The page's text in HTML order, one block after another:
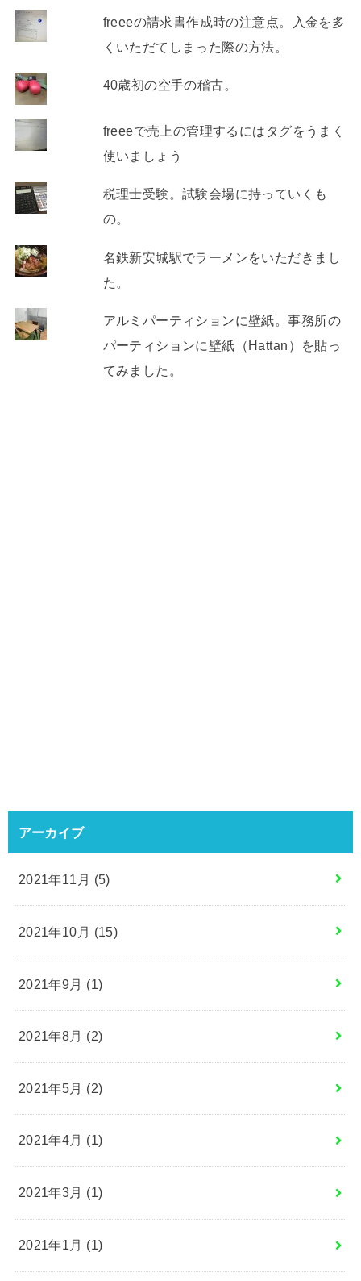
freeeの請求書作成時の注意点。入金を多
くいただてしまった際の方法。
40歳初の空手の稽古。
freeeで売上の管理するにはタグをうまく
使いましょう
税理士受験。試験会場に持っていくも
の。
名鉄新安城駅でラーメンをいただきまし
た。
アルミパーティションに壁紙。事務所の
パーティションに壁紙（Hattan）を貼っ
てみました。
アーカイブ
2021年11月 (5)
2021年10月 (15)
2021年9月 (1)
2021年8月 (2)
2021年5月 (2)
2021年4月 (1)
2021年3月 (1)
2021年1月 (1)